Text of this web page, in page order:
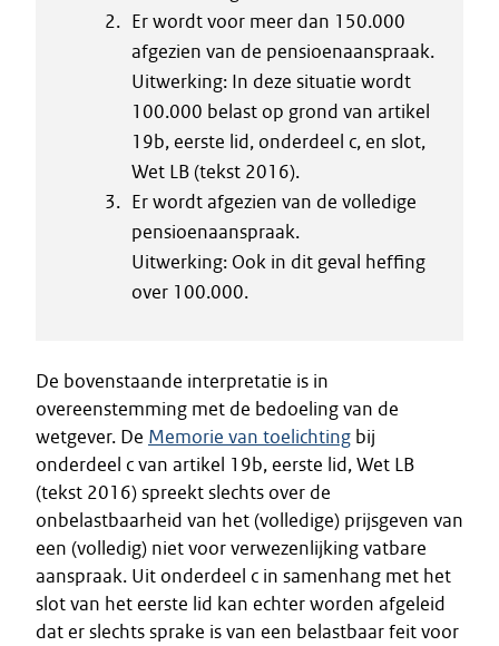
Er wordt voor meer dan 150.000
afgezien van de pensioenaanspraak.
Uitwerking: In deze situatie wordt
100.000 belast op grond van artikel
19b, eerste lid, onderdeel c, en slot,
Wet LB (tekst 2016).
Er wordt afgezien van de volledige
pensioenaanspraak.
Uitwerking: Ook in dit geval heffing
over 100.000.
De bovenstaande interpretatie is in
overeenstemming met de bedoeling van de
wetgever. De Memorie van toelichting bij
onderdeel c van artikel 19b, eerste lid, Wet LB
(tekst 2016) spreekt slechts over de
onbelastbaarheid van het (volledige) prijsgeven van
een (volledig) niet voor verwezenlijking vatbare
aanspraak. Uit onderdeel c in samenhang met het
slot van het eerste lid kan echter worden afgeleid
dat er slechts sprake is van een belastbaar feit voor